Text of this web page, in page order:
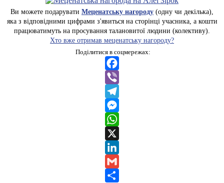
Ви можете подарувати Меценатську нагороду (одну чи декілька),
яка з відповідними цифрами з'явиться на сторінці учасника, а кошти
працюватимуть на просування талановитої людини (колективу).
Хто вже отримав меценатську нагороду?
Поділитися в соцмережах:
Facebook
Viber
Telegram
Messenger
WhatsApp
X
LinkedIn
Gmail